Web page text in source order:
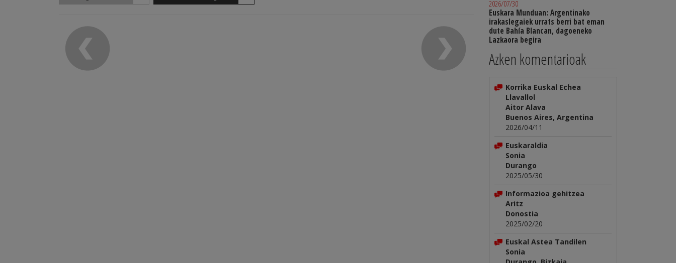
2026/07/30
Euskara Munduan: Argentinako
irakaslegaiek urrats berri bat eman
dute Bahía Blancan, dagoeneko
Lazkaora begira
Azken komentarioak
Korrika Euskal Echea
Llavallol
Aitor Alava
Buenos Aires, Argentina
2026/04/11
Euskaraldia
Sonia
Durango
2025/05/30
Informazioa gehitzea
Aritz
Donostia
2025/02/20
Euskal Astea Tandilen
Sonia